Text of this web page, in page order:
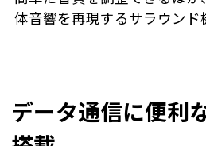
体音響を再現するサラウンド
データ通信に便利